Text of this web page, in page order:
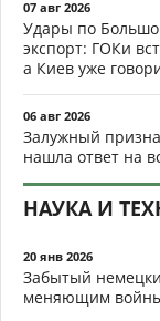
07 авг 2026
Удары по
экспорт: ГОКи
а Киев уже
06 авг 2026
Залужный
нашла ответ на
НАУКА И
20 янв 2026
Забытый
меняющим